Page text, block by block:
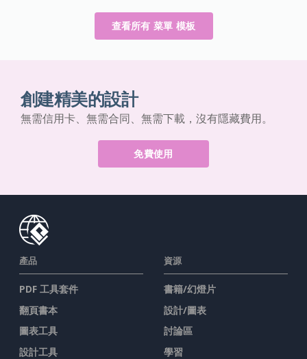
查看所有 菜單 模板
創建精美的設計
無需信用卡、無需合同、無需下載，沒有隱藏費用。
免費使用
產品
PDF 工具套件
翻頁書本
圖表工具
設計工具
資源
書籍/幻燈片
設計/圖表
討論區
學習